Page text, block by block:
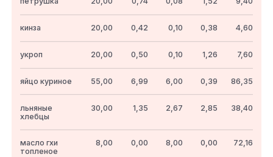
кинза 20,00 0,42 0,10 0,38 4,60
укроп 20,00 0,50 0,10 1,26 7,60
яйцо куриное 55,00 6,99 6,00 0,39 86,35
льняные
хлебцы
30,00 1,35 2,67 2,85 38,40
масло гхи
топленое
8,00 0,00 8,00 0,00 72,16